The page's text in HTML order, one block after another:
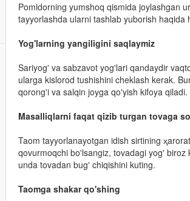
Pomidorning yumshoq qismida joylashgan
tayyorlashda ularni tashlab yuborish
Yog'larning yangiligini saqlaymiz
Sariyog' va sabzavot yog'lari qandaydir
ularga kislorod tushishini cheklash kerak.
qorong'i va salqin joyga qo'yish kifoya qiladi.
Masalliqlarni faqat qizib turgan tovaga
Taom tayyorlanayotgan idish sirtining
qovurmoqchi bo'lsangiz, tovadagi yog'
unda tovadan bug' chiqishini kuting.
Taomga shakar qo'shing